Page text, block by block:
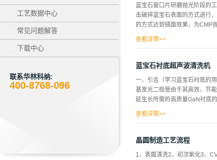
工艺数据中心
常见问题解答
下载中心
联系华林科纳:
400-8768-096
业不景气的状况下, GaAs材料
晶生长速度慢、材料机械强度
民用和产业等领域的广泛用途,
化镓晶格是由两个面心立方
蓝宝石窗口片研磨抛光阶段的
击破碎蓝宝石表面的方式进行
的方式达到镜面效果，为CMP
异常加长的现象，时间太长的
微，蓝宝石抛光时间长，无非
么呢？毫无疑问是研磨过后的
随着行星轮的运转方式在研磨
条形的镜片在行星轮里是位置
查看详情>>
蓝宝石衬底超声波清洗机
一、引言（学习蓝宝石衬底的
基发光二极管由于其高效、节
延生长所需的高质量GaN衬底
高。大量研究表明，图形化蓝
取消了传统清洗方法中使用的
查看详情>>
晶圆制造工艺流程
1、表面清洗2、初次氧化3、